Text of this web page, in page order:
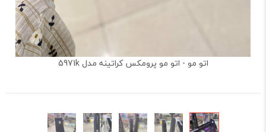
اتو مو - اتو مو پرومکس کراتینه مدل 5971k